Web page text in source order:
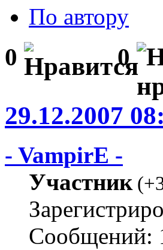
По автору
0 0
29.12.2007
- VampirE -
Участник(
Сообщений: